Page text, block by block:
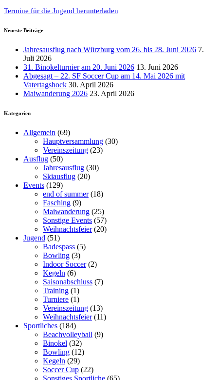
Termine für die Jugend herunterladen
Neueste Beiträge
Jahresausflug nach Würzburg vom 26. bis 28. Juni 2026 7.
Juli 2026
31. Binokelturnier am 20. Juni 2026 13. Juni 2026
Abgesagt – 22. SF Soccer Cup am 14. Mai 2026 mit
Vatertagshock 30. April 2026
Maiwanderung 2026 23. April 2026
Kategorien
Allgemein (69)
Hauptversammlung (30)
Vereinszeitung (23)
Ausflug (50)
Jahresausflug (30)
Skiausflug (20)
Events (129)
end of summer(18)
Fasching (9)
Maiwanderung (25)
Sonstige Events (57)
Weihnachtsfeier(20)
Jugend (51)
Badespass (5)
Bowling (3)
Indoor Soccer(2)
Kegeln (6)
Saisonabschluss (7)
Training (1)
Turniere (1)
Vereinszeitung (13)
Weihnachtsfeier(11)
Sportliches (184)
Beachvolleyball (9)
Binokel (32)
Bowling (12)
Kegeln (29)
Soccer Cup (22)